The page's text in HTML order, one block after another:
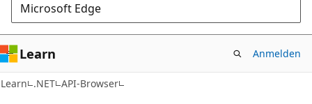
Microsoft Edge
Learn Anmelden
Learn .NET API-Browser